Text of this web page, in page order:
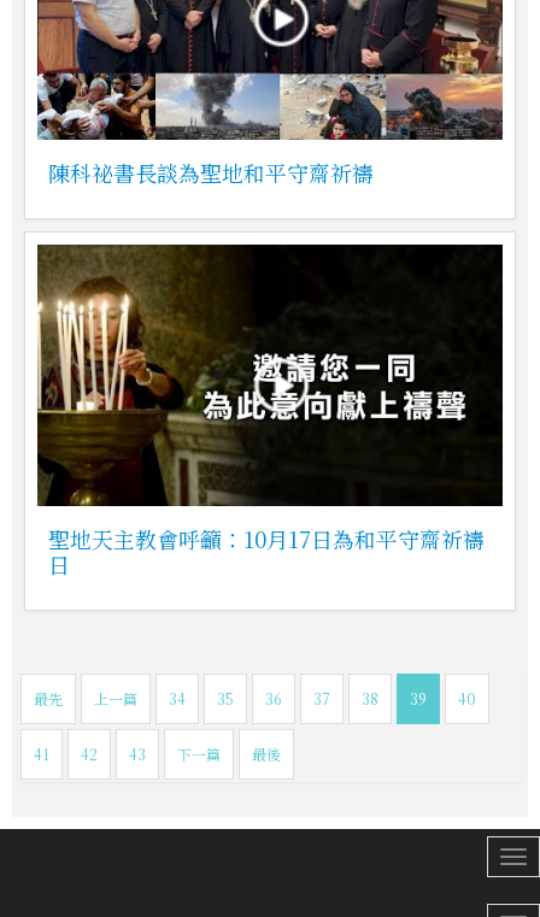
陳科祕書長談為聖地和平守齋祈禱
聖地天主教會呼籲：10月17日為和平守齋祈禱
日
最先 上一篇 34 35 36 37 38 39 40
41 42 43 下一篇 最後